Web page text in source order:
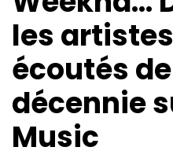
les
écoutés
décennie
Music